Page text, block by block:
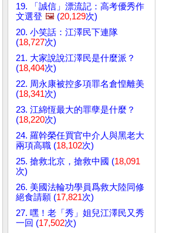
19. 「誠信」漂流記：高考優秀作
文選登 🖼️ (20,129次)
20. 小笑話：江澤民下連隊
(18,727次)
21. 大家說說江澤民是什麼派？
(18,404次)
22. 周永康被控多項罪名倉惶離美
(18,341次)
23. 江綿恆最大的罪孽是什麼？
(18,220次)
24. 羅幹榮任買官中介人與黑老大
兩項高職 (18,102次)
25. 搶救北京，搶救中國 (18,091
次)
26. 美國法輪功學員爲救大陸同修
絕食請願 (17,821次)
27. 嘿！老「秀」姐兒江澤民又秀
一回 (17,502次)